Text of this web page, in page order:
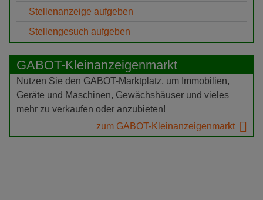
Stellenanzeige aufgeben
Stellengesuch aufgeben
GABOT-Kleinanzeigenmarkt
Nutzen Sie den GABOT-Marktplatz, um Immobilien,
Geräte und Maschinen, Gewächshäuser und vieles
mehr zu verkaufen oder anzubieten!
zum GABOT-Kleinanzeigenmarkt